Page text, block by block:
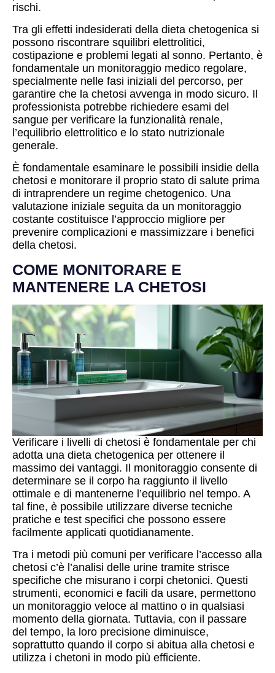
rischi.
Tra gli effetti indesiderati della dieta chetogenica si
possono riscontrare squilibri elettrolitici,
costipazione e problemi legati al sonno. Pertanto, è
fondamentale un monitoraggio medico regolare,
specialmente nelle fasi iniziali del percorso, per
garantire che la chetosi avvenga in modo sicuro. Il
professionista potrebbe richiedere esami del
sangue per verificare la funzionalità renale,
l’equilibrio elettrolitico e lo stato nutrizionale
generale.
È fondamentale esaminare le possibili insidie della
chetosi e monitorare il proprio stato di salute prima
di intraprendere un regime chetogenico. Una
valutazione iniziale seguita da un monitoraggio
costante costituisce l’approccio migliore per
prevenire complicazioni e massimizzare i benefici
della chetosi.
COME MONITORARE E
MANTENERE LA CHETOSI
Verificare i livelli di chetosi è fondamentale per chi
adotta una dieta chetogenica per ottenere il
massimo dei vantaggi. Il monitoraggio consente di
determinare se il corpo ha raggiunto il livello
ottimale e di mantenerne l’equilibrio nel tempo. A
tal fine, è possibile utilizzare diverse tecniche
pratiche e test specifici che possono essere
facilmente applicati quotidianamente.
Tra i metodi più comuni per verificare l’accesso alla
chetosi c’è l’analisi delle urine tramite strisce
specifiche che misurano i corpi chetonici. Questi
strumenti, economici e facili da usare, permettono
un monitoraggio veloce al mattino o in qualsiasi
momento della giornata. Tuttavia, con il passare
del tempo, la loro precisione diminuisce,
soprattutto quando il corpo si abitua alla chetosi e
utilizza i chetoni in modo più efficiente.